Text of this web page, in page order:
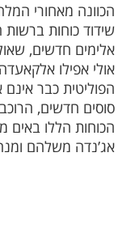
הכוונה מאחורי
שידוד כוחות ברשות
אלימים חדשים,
אולי אפילו
הפוליטית כבר
סוסים חדשים,
הכוחות הללו
אג’נדה משלהם